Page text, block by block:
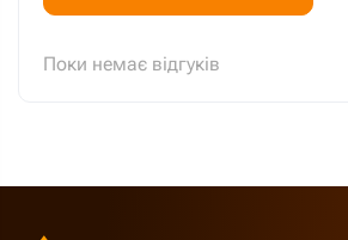
Поки немає відгуків